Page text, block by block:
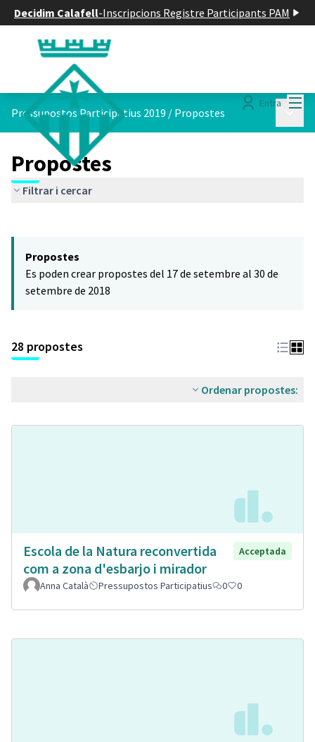
Decidim Calafell-Inscripcions Registre Participants PAM
Entra
Pressupostos Participatius 2019 / Propostes
Propostes
Filtrar i cercar
−
Propostes
Es poden crear propostes del 17 de setembre al 30 de
setembre de 2018
28 propostes
Ordenar propostes:
Escola de la Natura reconvertida
com a zona d'esbarjo i mirador
Acceptada
Anna Català Pressupostos Participatius 0 0